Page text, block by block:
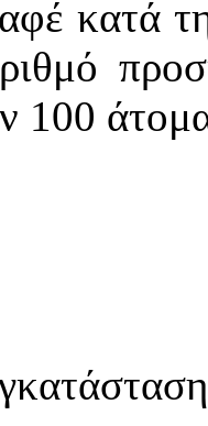
κατά
100